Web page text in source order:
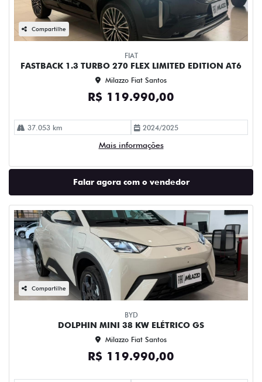
Compartilhe
FIAT
FASTBACK 1.3 TURBO 270 FLEX LIMITED EDITION AT6
Milazzo Fiat Santos
R$ 119.990,00
37.053 km 2024/2025
Mais informações
Falar agora com o vendedor
Compartilhe
BYD
DOLPHIN MINI 38 KW ELÉTRICO GS
Milazzo Fiat Santos
R$ 119.990,00